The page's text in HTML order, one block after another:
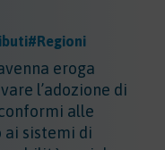
#Regioni
eroga
l’adozione di
alle
sistemi di